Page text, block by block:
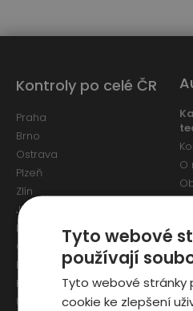
O
Kontroly po celé ČR
Praha
Brno
Ostrava
Plzeň
Zlín
Jihlava
Liberec
Olomouc
Pardubice
Karlovy Vary
Ústí nad Labem
Tyto webové
používají
Tyto webové stránky
cookie ke zlepšení